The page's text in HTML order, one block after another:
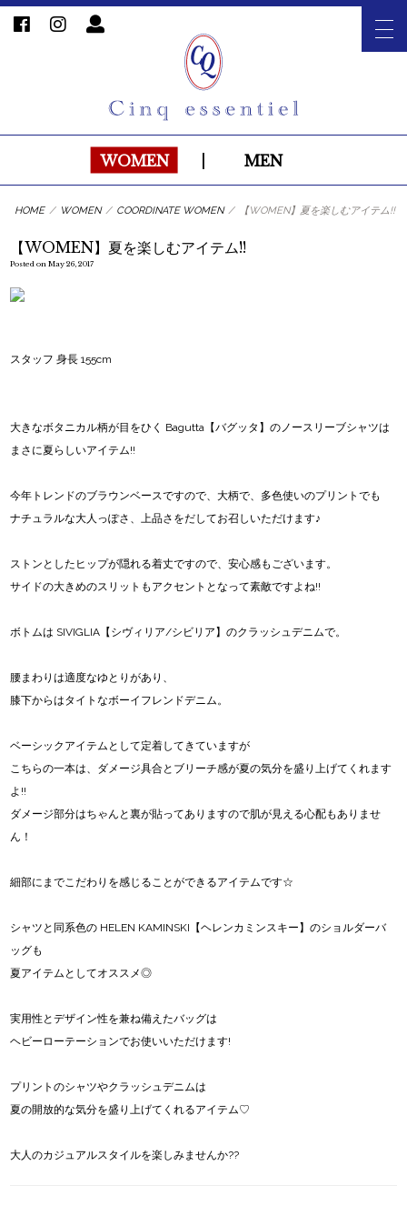
WOMEN MEN
HOME / WOMEN / COORDINATE WOMEN / 【WOMEN】夏を楽しむアイテム!!
【WOMEN】夏を楽しむアイテム!!
Posted on May 26, 2017
スタッフ 身長 155cm
大きなボタニカル柄が目をひく Bagutta【バグッタ】のノースリーブシャツは
まさに夏らしいアイテム!!
今年トレンドのブラウンベースですので、大柄で、多色使いのプリントでも
ナチュラルな大人っぽさ、上品さをだしてお召しいただけます♪
ストンとしたヒップが隠れる着丈ですので、安心感もございます。
サイドの大きめのスリットもアクセントとなって素敵ですよね!!
ボトムは SIVIGLIA【シヴィリア/シビリア】のクラッシュデニムで。
腰まわりは適度なゆとりがあり、
膝下からはタイトなボーイフレンドデニム。
ベーシックアイテムとして定着してきていますが
こちらの一本は、ダメージ具合とブリーチ感が夏の気分を盛り上げてくれます
よ!!
ダメージ部分はちゃんと裏が貼ってありますので肌が見える心配もありませ
ん！
細部にまでこだわりを感じることができるアイテムです☆
シャツと同系色の HELEN KAMINSKI【ヘレンカミンスキー】のショルダーバ
ッグも
夏アイテムとしてオススメ◎
実用性とデザイン性を兼ね備えたバッグは
ヘビーローテーションでお使いいただけます!
プリントのシャツやクラッシュデニムは
夏の開放的な気分を盛り上げてくれるアイテム♡
大人のカジュアルスタイルを楽しみませんか??